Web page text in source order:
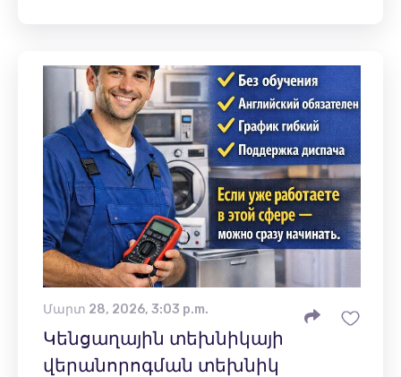
Մարտ 28, 2026, 3:03 p.m.
Կենցաղային տեխնիկայի
վերանորոգման տեխնիկ